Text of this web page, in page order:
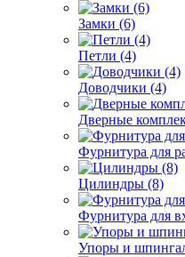
Замки (6)
Петли (4)
Доводчики (4)
Дверные
Фурнитура для
Цилиндры (8)
Фурнитура для
Упоры и